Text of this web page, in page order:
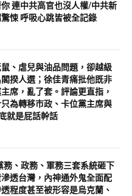
連中共高官也沒人權/中共新
悚 呼吸心跳皆被全記錄
、虐兒與油品問題，卻越級
揆人選；徐佳青痛批他既非
席，亂了套。評論更直指，
為轉移市政、卡位黨主席與
就是屁話幹話
務、政務、軍務三套系統砸下
透台灣，內神通外鬼全面配
程度甚至被形容是烏克蘭、